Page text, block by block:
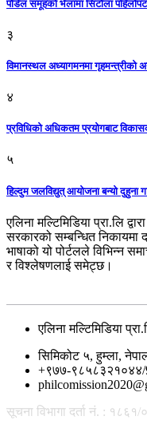
पौडेल समूहको भेलामा सिटौला
३
विमानस्थल अध्यागमनमा गृहमन्त्रीको
४
प्रविधिको अधिकतम प्रयोगबाट
५
हिल्दुम जलविद्युत् आयोजना बन्यो दुहुना
एलिना मल्टिमिडिया प्रा.लि
सरकारको सम्बन्धित निकायमा
भाषाको यो पोर्टलले विभिन्न
र विश्लेषणलाई समेट्छ।
एलिना मल्टिमिडिया
सिमिकोट ५, हुम्ला,
+९७७-९८५८३२१०४४/
सूचना विभागा दर्ता नं. :